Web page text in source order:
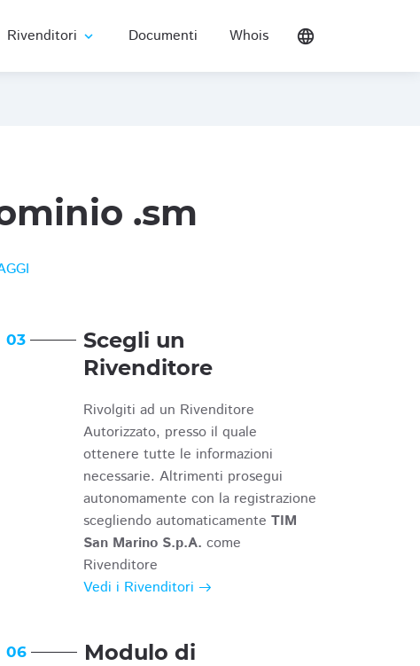
Rivenditori expand_more Documenti Whois language
.sm
03
Scegli un
Rivenditore
Rivolgiti ad un Rivenditore
Autorizzato, presso il quale
ottenere tutte le informazioni
necessarie. Altrimenti prosegui
autonomamente con la registrazione
scegliendo automaticamente TIM
San Marino S.p.A. come
Rivenditore
Vedi i Rivenditori
06
Modulo di